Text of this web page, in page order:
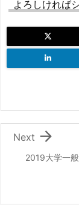
よろしければ
2019大学一

Next